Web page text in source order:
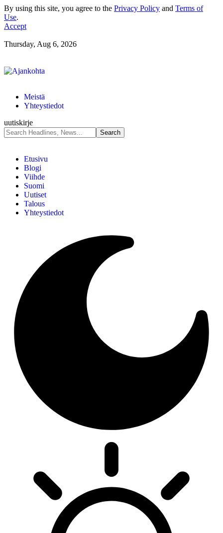
By using this site, you agree to the Privacy Policy and Terms of
Use.
Accept
Thursday, Aug 6, 2026
Meistä
Yhteystiedot
uutiskirje
Etusivu
Blogi
Viihde
Suomi
Uutiset
Talous
Yhteystiedot